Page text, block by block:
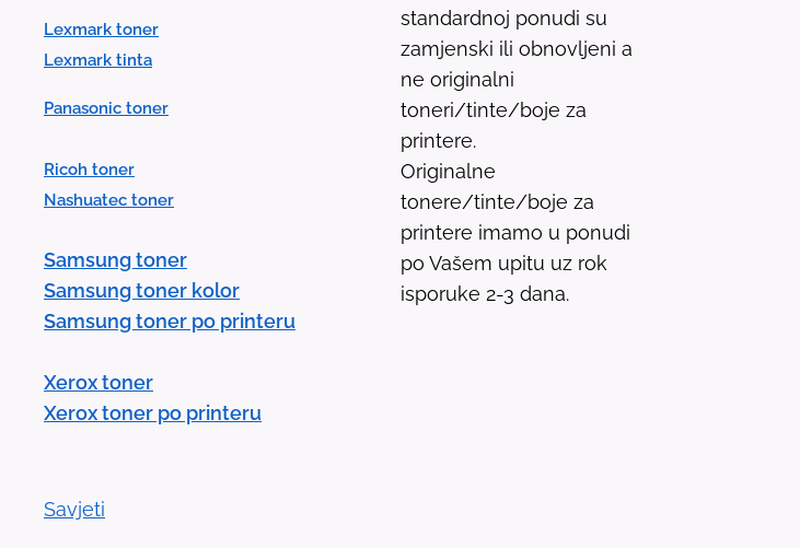
Lexmark toner
Lexmark tinta
Panasonic toner
Ricoh toner
Nashuatec toner
Samsung toner
Samsung toner kolor
Samsung toner po printeru
Xerox toner
Xerox toner po printeru
Savjeti
standardnoj ponudi su
zamjenski ili obnovljeni a
ne originalni
toneri/tinte/boje za
printere.
Originalne
tonere/tinte/boje za
printere imamo u ponudi
po Vašem upitu uz rok
isporuke 2-3 dana.